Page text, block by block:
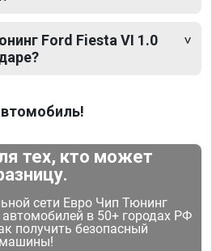
Ford Fiesta VI 1.0
тех, кто может
сети Евро Чип Тюнинг
в 50+ городах РФ
получить безопасный